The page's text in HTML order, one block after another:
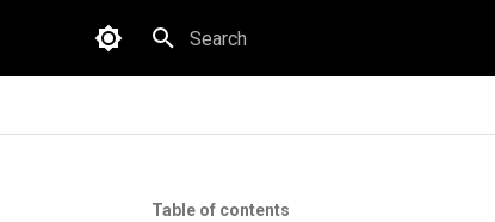
Type to start searching
Table of contents